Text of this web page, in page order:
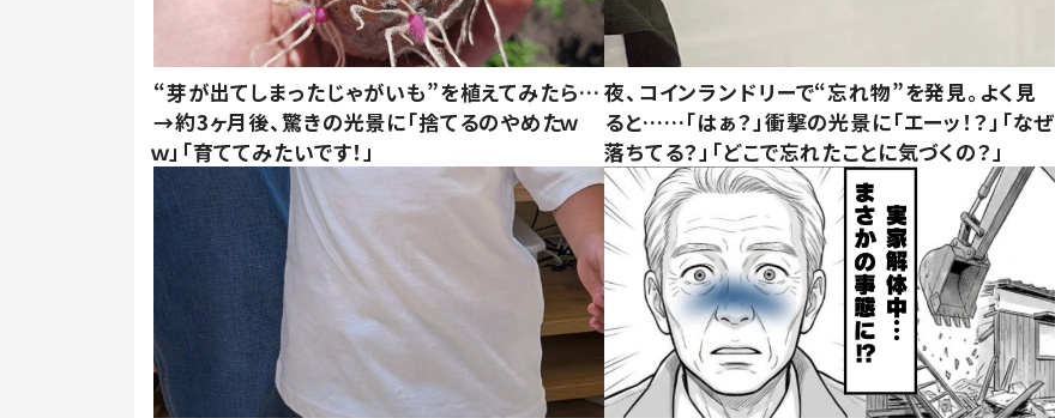
“芽が出てしまったじゃがいも”を植えてみたら…
→約3ヶ月後、驚きの光景に「捨てるのやめたｗ
ｗ」「育ててみたいです！」
夜、コインランドリーで“忘れ物”を発見。よく見
ると……「はぁ？」衝撃の光景に「エーッ！？」「なぜ
落ちてる？」「どこで忘れたことに気づくの？」